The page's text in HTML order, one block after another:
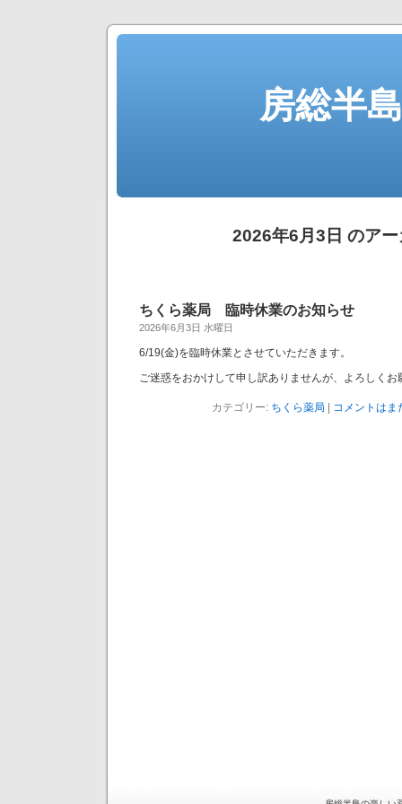
房総半
2026年6月3日 のア
ちくら薬局 臨時休業のお知らせ
2026年6月3日 水曜日
6/19(金)を臨時休業とさせていただきます。
ご迷惑をおかけして申し訳ありませんが、よろしくお
カテゴリー: ちくら薬局 コメントはま